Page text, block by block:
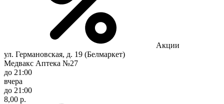
Акции
ул. Германовская, д. 19 (Белмаркет)
Медвакс Аптека №27
до 21:00
вчера
до 21:00
8,00 р.